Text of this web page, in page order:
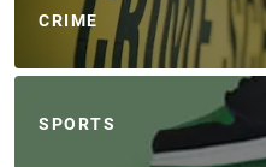
CRIME
SPORTS